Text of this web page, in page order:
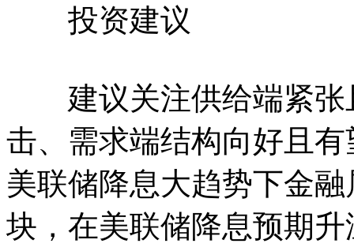
投资建议
建议关注供给端紧张
击、需求端结构向好且
美联储降息大趋势下金
块，在美联储降息预期